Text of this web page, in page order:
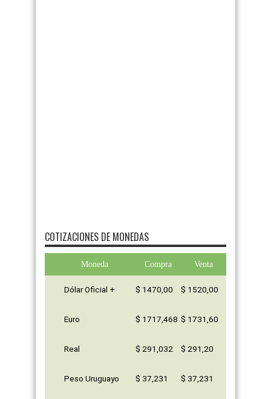
COTIZACIONES DE MONEDAS
Moneda Compra Venta
Dólar Oficial + $ 1470,00 $ 1520,00
Euro $ 1717,468 $ 1731,60
Real $ 291,032 $ 291,20
Peso Uruguayo $ 37,231 $ 37,231